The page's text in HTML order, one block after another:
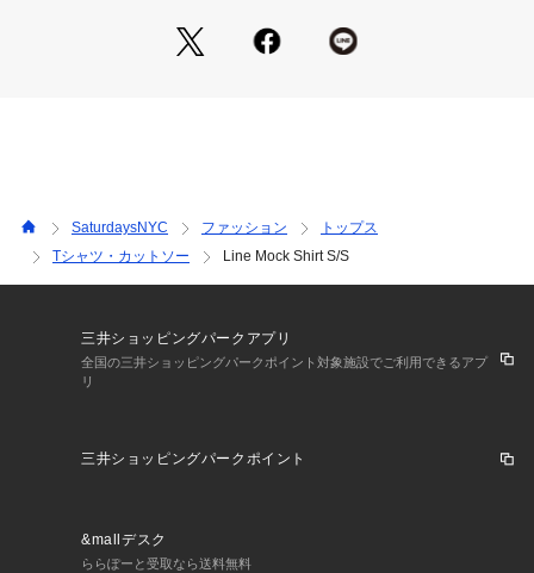
清涼感抜群のマイクロファイバーを使用したストレッチスムー
【Composition】
【Country of origin】
SaturdaysNYC ファッション
トップス
Tシャツ・カットソー
Line Mock Shirt S/S
三井ショッピングパークアプリ
全国の三井ショッピングパークポイント対象施設でご利用できるアプ
リ
三井ショッピングパークポイント
&mallデスク
ららぽーと受取なら送料無料